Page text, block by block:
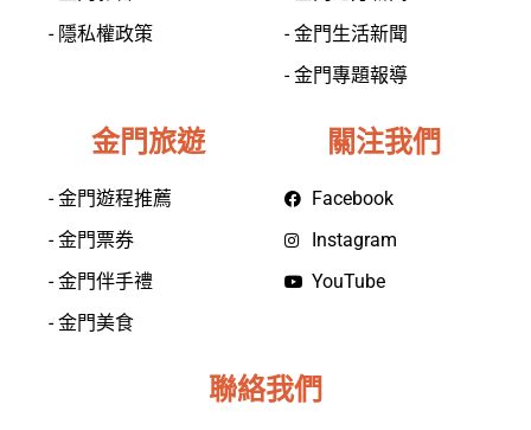
- 隱私權政策
- 金門生活新聞
- 金門專題報導
金門旅遊
- 金門遊程推薦
- 金門票券
- 金門伴手禮
- 金門美食
關注我們
Facebook
Instagram
YouTube
聯絡我們